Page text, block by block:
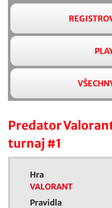
Predator
turnaj #1
Hra
VALORANT
Pravidla